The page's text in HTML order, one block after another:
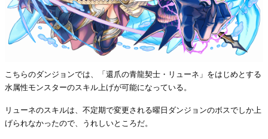
こちらのダンジョンでは、「還爪の青龍契士・リューネ」をはじめとする
水属性モンスターのスキル上げが可能になっている。
リューネのスキルは、不定期で変更される曜日ダンジョンのボスでしか上
げられなかったので、うれしいところだ。